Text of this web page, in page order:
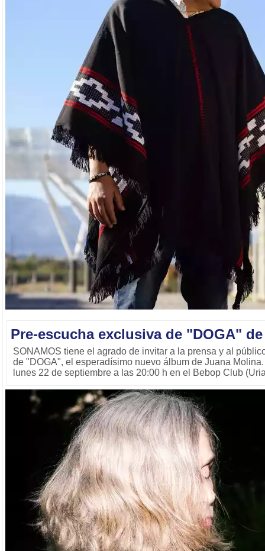
Pre-escucha exclusiva de "DOGA"
SONAMOS tiene el agrado de invitar a la prensa y al
de "DOGA", el esperadísimo nuevo álbum de Juana
lunes 22 de septiembre a las 20:00 h en el Bebop Club